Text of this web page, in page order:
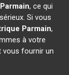
Parmain, ce qui
Si vous
Parmain,
à votre
vous fournir un